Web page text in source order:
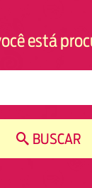
está
BUSCAR